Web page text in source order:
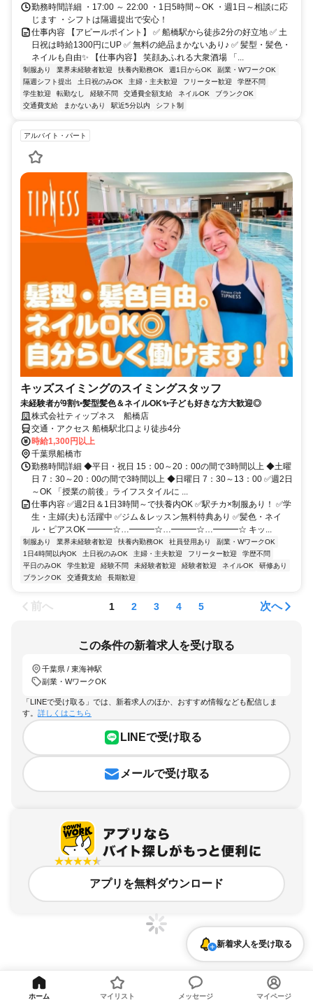
勤務時間詳細 ・17:00 ～ 22:00 ・1日5時間～OK ・週1日～相談に応
じます ・シフトは隔週提出で安心！
仕事内容 【アピールポイント】 ✅ 船橋駅から徒歩2分の好立地 ✅ 土
日祝は時給1300円にUP ✅ 無料の絶品まかないあり♪ ✅ 髪型・髪色・
ネイルも自由✨ 【仕事内容】 笑顔あふれる大衆酒場 「...
制服あり 業界未経験者歓迎 扶養内勤務OK 週1日からOK
副業・WワークOK
隔週シフト提出
土日祝のみOK 主婦・主夫歓迎 フリーター歓迎
学歴不問
学生歓迎
転勤なし 経験不問 交通費全額支給 ネイルOK
ブランクOK
交通費支給
まかないあり 駅近5分以内 シフト制
アルバイト・パート
キッズスイミングのスイミングスタッフ
未経験者が9割✨髪型髪色＆ネイルOK✨子ども好きな方大歓迎◎
株式会社ティップネス 船橋店
交通・アクセス 船橋駅北口より徒歩4分
時給1,300円以上
千葉県船橋市
勤務時間詳細 ◆平日・祝日 15：00～20：00の間で3時間以上 ◆土曜
日 7：30～20：00の間で3時間以上 ◆日曜日 7：30～13：00 ✅週2日
～OK 「授業の前後」ライフスタイルに ...
仕事内容 ✅週2日＆1日3時間～で扶養内OK ✅駅チカ×制服あり！ ✅学
生・主婦(夫)も活躍中 ✅ジム＆レッスン無料特典あり ✅髪色・ネイ
ル・ピアスOK ━━━☆…━━━☆…━━━☆…━━━☆ キッ...
制服あり 業界未経験者歓迎 扶養内勤務OK 社員登用あり
副業・WワークOK
1日4時間以内OK
土日祝のみOK 主婦・主夫歓迎 フリーター歓迎
学歴不問
平日のみOK
学生歓迎 経験不問 未経験者歓迎 経験者歓迎 ネイルOK
研修あり
ブランクOK
交通費支給 長期歓迎
前へ 1 2 3 4 5 次へ
この条件の新着求人を受け取る
千葉県 / 東海神駅
副業・WワークOK
「LINEで受け取る」では、新着求人のほか、おすすめ情報なども配信しま
す。 詳しくはこちら
LINEで受け取る
メールで受け取る
アプリを無料ダウンロード
千葉県、東海神駅、副業・WワークOKのアルバイト・バイト求人情報
新着求人を受け取る
ホーム マイリスト メッセージ マイページ